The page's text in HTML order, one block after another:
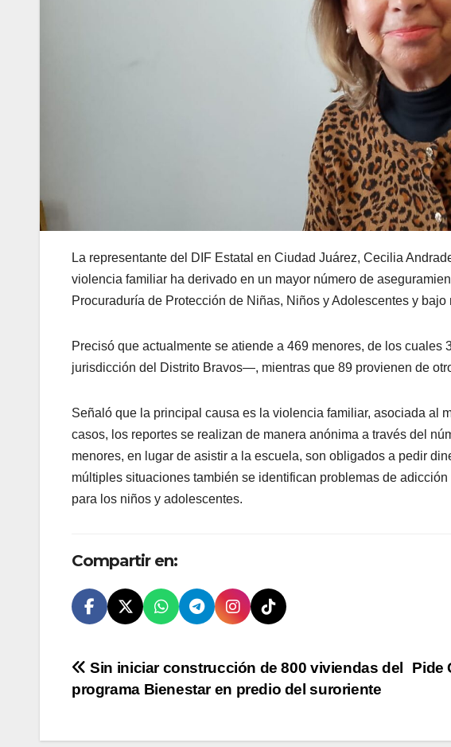
La representante del DIF Estatal en Ciudad Juárez, Cecilia
violencia familiar ha derivado en un mayor número de
Procuraduría de Protección de Niñas, Niños y Adolescentes y
Precisó que actualmente se atiende a 469 menores, de los
jurisdicción del Distrito Bravos—, mientras que 89 provienen de
Señaló que la principal causa es la violencia familiar, asociada al
casos, los reportes se realizan de manera anónima a través del
menores, en lugar de asistir a la escuela, son obligados a pedir
múltiples situaciones también se identifican problemas de
para los niños y adolescentes.
Compartir en:
Navegación
de
entradas
Pide
Sin iniciar construcción de 800 viviendas del
programa Bienestar en predio del suroriente